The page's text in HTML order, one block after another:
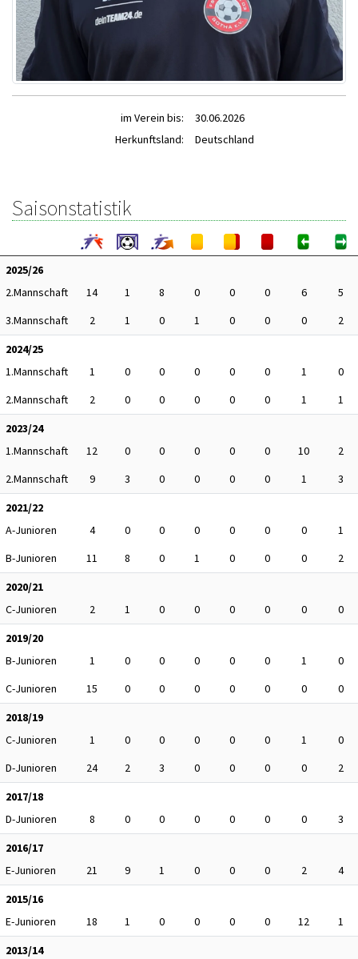
im Verein bis:
30.06.2026
Herkunftsland:
Deutschland
Saisonstatistik
2025/26
2.Mannschaft
14 1 8 0 0 0 6
5
3.Mannschaft
2 1 0 1 0 0 0
2
2024/25
1.Mannschaft
1 0 0 0 0 0 1
0
2.Mannschaft
2 0 0 0 0 0 1
1
2023/24
1.Mannschaft
12 0 0 0 0 0 10
2
2.Mannschaft
9 3 0 0 0 0 1
3
2021/22
A-Junioren
4 0 0 0 0 0 0
1
B-Junioren
11 8 0 1 0 0 0
2
2020/21
C-Junioren
2 1 0 0 0 0 0
0
2019/20
B-Junioren
1 0 0 0 0 0 1
0
C-Junioren
15 0 0 0 0 0 0
0
2018/19
C-Junioren
1 0 0 0 0 0 1
0
D-Junioren
24 2 3 0 0 0 0
2
2017/18
D-Junioren
8 0 0 0 0 0 0
3
2016/17
E-Junioren
21 9 1 0 0 0 2
4
2015/16
E-Junioren
18 1 0 0 0 0 12
1
2013/14